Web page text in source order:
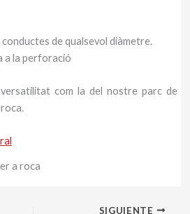
de qualsevol diàmetre.
a la perforació
com la del nostre parc de
a roca
SIGUIENTE